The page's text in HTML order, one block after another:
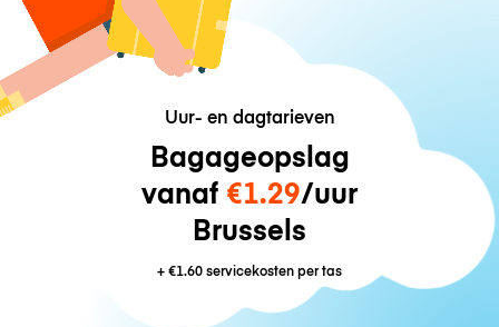
Uur- en dagtarieven
Bagageopslag
vanaf €1.29/uur
Brussels
+€1.60servicekosten per tas